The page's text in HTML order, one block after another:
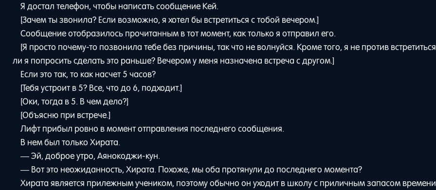
Я достал телефон, чтобы написать сообщение Кей.
[Зачем ты звонила? Если возможно, я хотел бы встретиться с тобой вечером.]
Сообщение отобразилось прочитанным в тот момент, как только я отправил его.
[Я просто почему-то позвонила тебе без причины, так что не волнуйся. Кроме того, я не против
ли я попросить сделать это раньше? Вечером у меня назначена встреча с другом.]
Если это так, то как насчет 5 часов?
[Тебя устроит в 5? Все, что до 6, подходит.]
[Оки, тогда в 5. В чем дело?]
[Объясню при встрече.]
Лифт прибыл ровно в момент отправления последнего сообщения.
В нем был только Хирата.
— Эй, доброе утро, Аянокоджи-кун.
— Вот это неожиданность, Хирата. Похоже, мы оба протянули до последнего момента?
Хирата является прилежным учеником, поэтому обычно он уходит в школу с приличным запасом